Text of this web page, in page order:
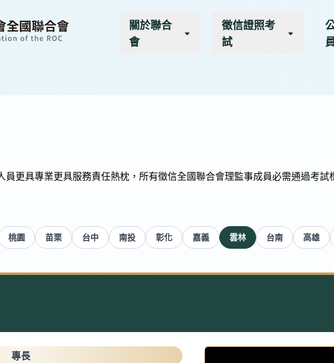
關於聯合
會
徵信證照考
試
更具專業更具服務責任熱枕，所有徵信全國聯合會理監事成員必需通過考
桃園 苗栗 台中 南投 彰化 嘉義 雲林 台南 高雄
專長